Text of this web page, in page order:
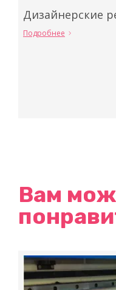
Дизайнерские
Подробнее
Вам